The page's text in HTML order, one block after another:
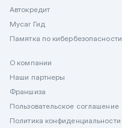
Автокредит
Mycar Гид
Памятка по кибербезопасности
О компании
Наши партнеры
Франшиза
Пользовательское соглашение
Политика конфиденциальности